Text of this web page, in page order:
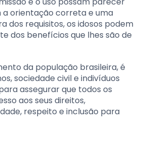
orientação correta e uma
dos requisitos, os idosos podem
dos benefícios que lhes são de
da população brasileira, é
sociedade civil e indivíduos
assegurar que todos os
aos seus direitos,
respeito e inclusão para